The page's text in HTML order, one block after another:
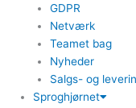
GDPR
Netværk
Teamet bag
Nyheder
Salgs- og
Sproghjørnet